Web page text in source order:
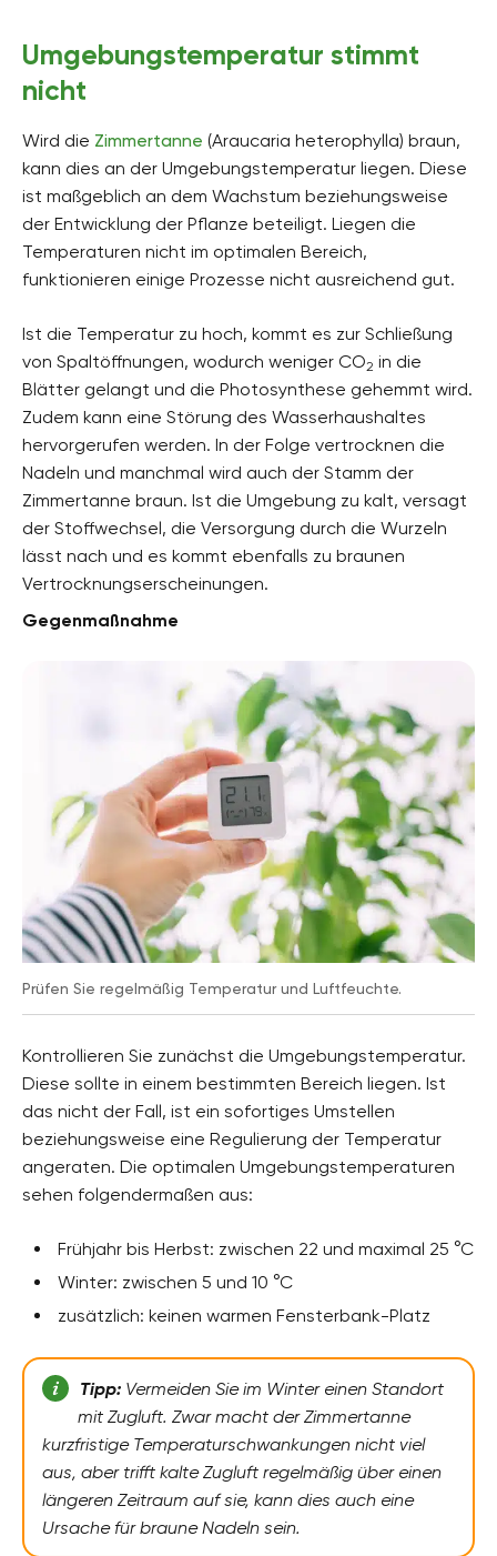
Umgebungstemperatur stimmt
nicht
Wird die Zimmertanne (Araucaria heterophylla) braun,
kann dies an der Umgebungstemperatur liegen. Diese
ist maßgeblich an dem Wachstum beziehungsweise
der Entwicklung der Pflanze beteiligt. Liegen die
Temperaturen nicht im optimalen Bereich,
funktionieren einige Prozesse nicht ausreichend gut.
Ist die Temperatur zu hoch, kommt es zur Schließung
von Spaltöffnungen, wodurch weniger CO2 in die
Blätter gelangt und die Photosynthese gehemmt wird.
Zudem kann eine Störung des Wasserhaushaltes
hervorgerufen werden. In der Folge vertrocknen die
Nadeln und manchmal wird auch der Stamm der
Zimmertanne braun. Ist die Umgebung zu kalt, versagt
der Stoffwechsel, die Versorgung durch die Wurzeln
lässt nach und es kommt ebenfalls zu braunen
Vertrocknungserscheinungen.
Gegenmaßnahme
Prüfen Sie regelmäßig Temperatur und Luftfeuchte.
Kontrollieren Sie zunächst die Umgebungstemperatur.
Diese sollte in einem bestimmten Bereich liegen. Ist
das nicht der Fall, ist ein sofortiges Umstellen
beziehungsweise eine Regulierung der Temperatur
angeraten. Die optimalen Umgebungstemperaturen
sehen folgendermaßen aus:
Frühjahr bis Herbst: zwischen 22 und maximal 25 °C
Winter: zwischen 5 und 10 °C
zusätzlich: keinen warmen Fensterbank-Platz
Tipp:Vermeiden Sie im Winter einen Standort
mit Zugluft. Zwar macht der Zimmertanne
kurzfristige Temperaturschwankungen nicht viel
aus, aber trifft kalte Zugluft regelmäßig über einen
längeren Zeitraum auf sie, kann dies auch eine
Ursache für braune Nadeln sein.